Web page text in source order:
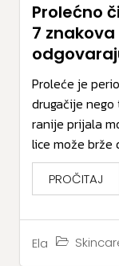
Prolećno
7
Ela
Proleće je
drugačije nego
ranije prijala
lice može brže
PROČITAJ